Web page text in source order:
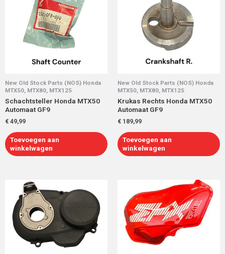
New Old Stock Parts (NOS) Honda
MTX50, MTX80, MTX125
Schachtsteller Honda MTX50
Automaat GF9
€ 49,99
Toevoegen aan
winkelwagen
New Old Stock Parts (NOS) Honda
MTX50, MTX80, MTX125
Krukas Rechts Honda MTX50
Automaat GF9
€ 189,99
Toevoegen aan
winkelwagen